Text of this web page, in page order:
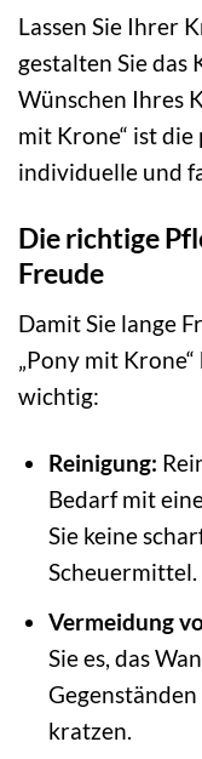
Lassen Sie Ihrer
gestalten Sie das
Wünschen Ihres
mit Krone“ ist
individuelle und
Die richtige
Freude
Damit Sie lange
„Pony mit
wichtig:
Reinigung:
Bedarf mit
Sie keine
Scheuermittel.
Vermeidung
Sie es, das
kratzen.